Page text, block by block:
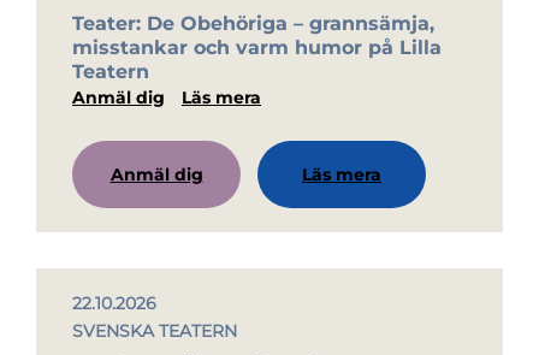
Teater: De Obehöriga – grannsämja,
misstankar och varm humor på Lilla
Teatern
Anmäl dig Läs mera
Anmäl dig Läs mera
22.10.2026
SVENSKA TEATERN